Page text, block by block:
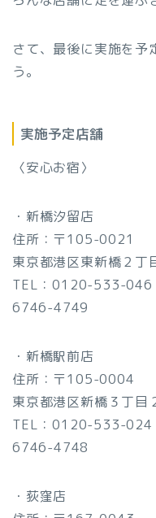
さて、最後に実施を予
う。
実施予定店舗
〈安心お宿〉
・新橋汐留店
住所：〒105-0021
東京都港区東新橋２丁
TEL：0120-533-
6746-4749
・新橋駅前店
住所：〒105-0004
東京都港区新橋３丁
TEL：0120-533-
6746-4748
・荻窪店